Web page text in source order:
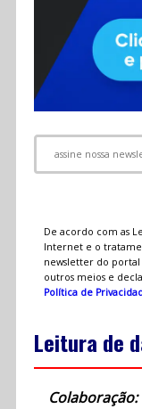
De acordo com as
Internet e o
newsletter do portal
outros meios e
Política de
Leitura de